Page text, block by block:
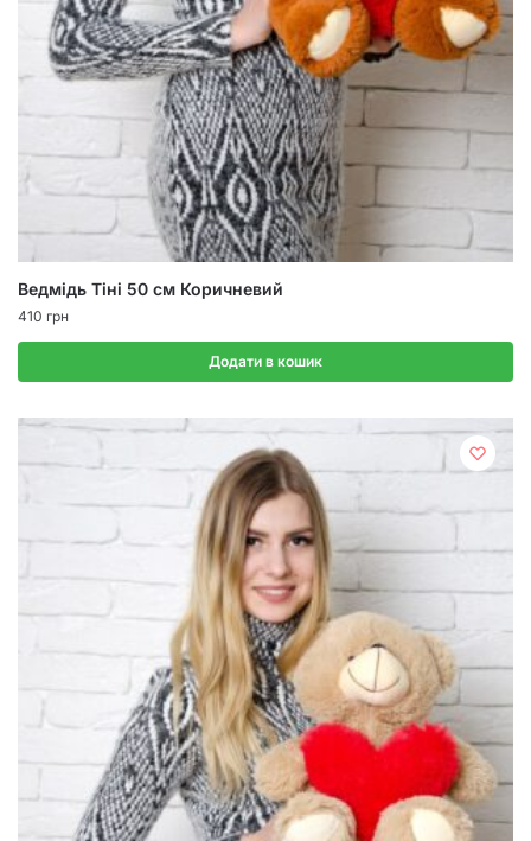
Ведмідь Тіні 50 см Коричневий
410 грн
Додати в кошик